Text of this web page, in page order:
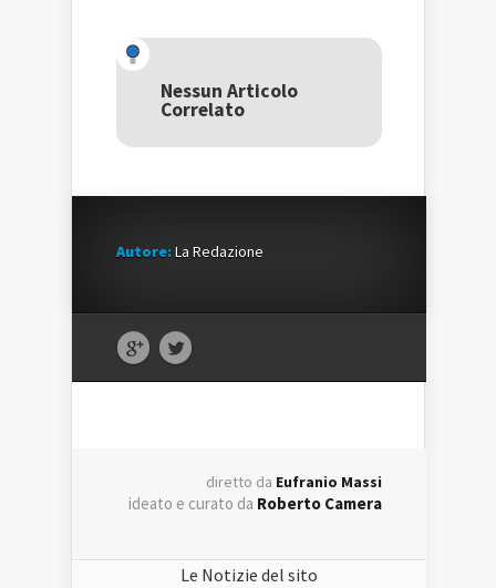
una
nuova
finestra)
nuova
finestra)
una
nuova
Nessun Articolo
Correlato
Autore:La Redazione
diretto da Eufranio Massi
ideato e curato da Roberto Camera
Le Notizie del sito